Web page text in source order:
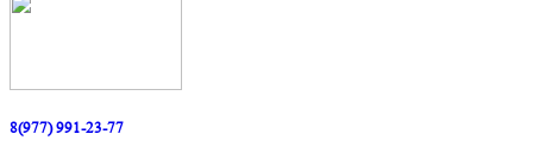
8(977) 991-23-77